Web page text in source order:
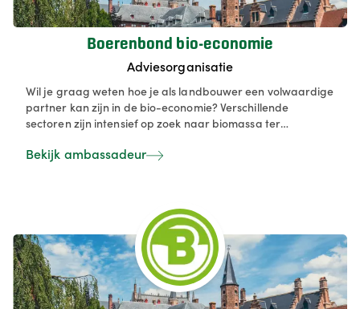
Boerenbond bio-economie
Adviesorganisatie
Wil je graag weten hoe je als landbouwer een volwaardige
partner kan zijn in de bio-economie? Verschillende
sectoren zijn intensief op zoek naar biomassa ter
voorzien - mits goede afspraken en degelijke
Bekijk ambassadeur